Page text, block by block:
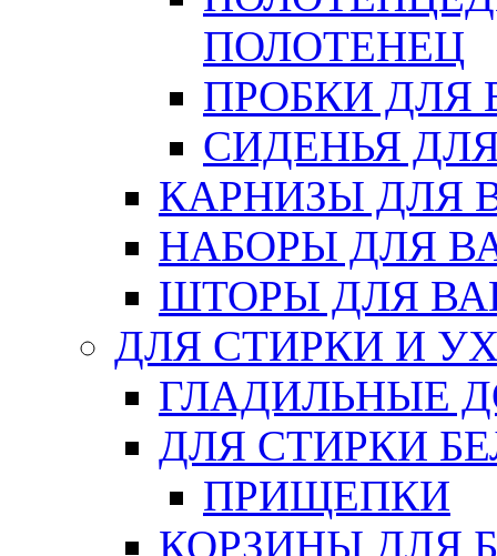
ПОЛОТЕНЕЦ
ПРОБКИ ДЛЯ
СИДЕНЬЯ
КАРНИЗЫ ДЛЯ
НАБОРЫ ДЛЯ
ШТОРЫ ДЛЯ
ДЛЯ СТИРКИ И
ГЛАДИЛЬНЫЕ
ДЛЯ СТИРКИ
ПРИЩЕПКИ
КОРЗИНЫ ДЛЯ